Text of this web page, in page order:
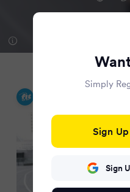
Simply
Sign
Sign